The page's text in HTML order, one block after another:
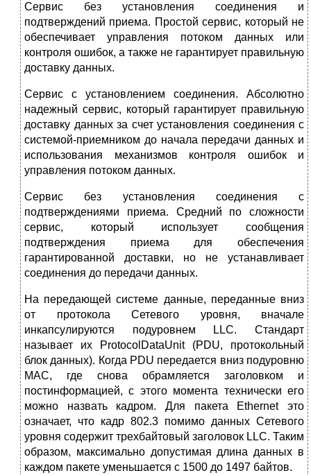
Сервис без установления соединения и
подтверждений приема. Простой сервис, который не
обеспечивает управления потоком данных или
контроля ошибок, а также не гарантирует правильную
доставку данных.
Сервис с установлением соединения. Абсолютно
надежный сервис, который гарантирует правильную
доставку данных за счет установления соединения с
системой-приемником до начала передачи данных и
использования механизмов контроля ошибок и
управления потоком данных.
Сервис без установления соединения с
подтверждениями приема. Средний по сложности
сервис, который использует сообщения
подтверждения приема для обеспечения
гарантированной доставки, но не устанавливает
соединения до передачи данных.
На передающей системе данные, переданные вниз
от протокола Сетевого уровня, вначале
инкапсулируются подуровнем LLC. Стандарт
называет их ProtocolDataUnit (PDU, протокольный
блок данных). Когда PDU передается вниз подуровню
MAC, где снова обрамляется заголовком и
постинформацией, с этого момента технически его
можно назвать кадром. Для пакета Ethernet это
означает, что кадр 802.3 помимо данных Сетевого
уровня содержит трехбайтовый заголовок LLC. Таким
образом, максимально допустимая длина данных в
каждом пакете уменьшается с 1500 до 1497 байтов.